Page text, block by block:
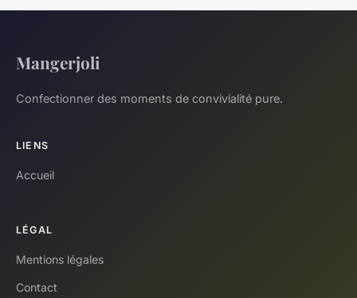
Mangerjoli
Confectionner des moments de convivialité pure.
LIENS
Accueil
LÉGAL
Mentions légales
Contact